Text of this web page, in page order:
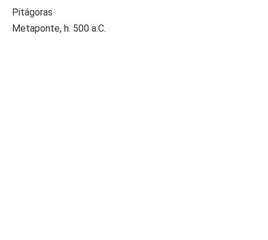
Pitágoras
Metaponte, h. 500 a.C.